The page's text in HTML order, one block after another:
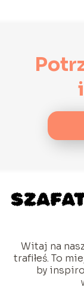
Witaj na
trafiłeś. To
by